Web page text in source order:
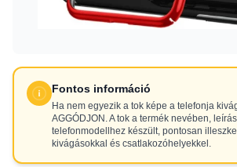
Fontos információ
Ha nem egyezik a tok képe a telefonja
AGGÓDJON. A tok a termék nevében,
telefonmodellhez készült, pontosan
kivágásokkal és csatlakozóhelyekkel.